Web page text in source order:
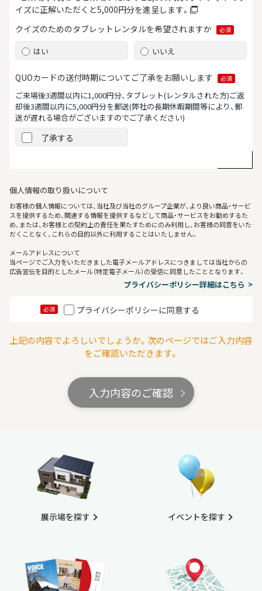
イズに正解いただくと5,000円分を進呈します。
クイズのためのタブレット レンタルを希望されますか 必須
はい いいえ
QUOカードの送付時期について ご了承をお願いします 必須
ご来場後3週間以内に1,000円分、タブレット(レンタルされた方)ご返
却後3週間以内に5,000円分を郵送(弊社の長期休暇期間等により、郵
送が遅れる場合がございますのでご了承ください)
了承する
個人情報の取り扱いについて
お客様の個人情報については、当社及び当社のグループ企業が、より良い商品・サービ
スを提供するため、関連する情報を提供するなどして商品・サービスをお勧めするた
め、または、お客様との契約上の責任を果たすためにのみ利用し、お客様の同意をいた
だくことなく、これらの目的以外に利用することはいたしません。
メールアドレスについて
当ページでご入力をいただきました電子メールアドレスにつきましては当社からの
広告宣伝を目的としたメール（特定電子メール）の受信に同意したこととなります。
プライバシーポリシー詳細はこちら
必須 プライバシーポリシーに同意する
上記の内容でよろしいでしょうか。次のページではご入力内容
をご確認いただきます。
入力内容のご確認
展示場を探す イベントを探す